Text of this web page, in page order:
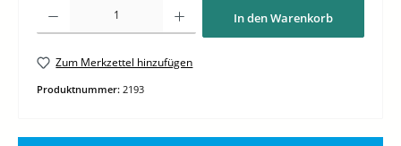
Produkt Anzahl: Gib den gewünschten Wert ein oder benutze die Schaltflächen um
In den Warenkorb
Zum Merkzettel hinzufügen
Produktnummer: 2193